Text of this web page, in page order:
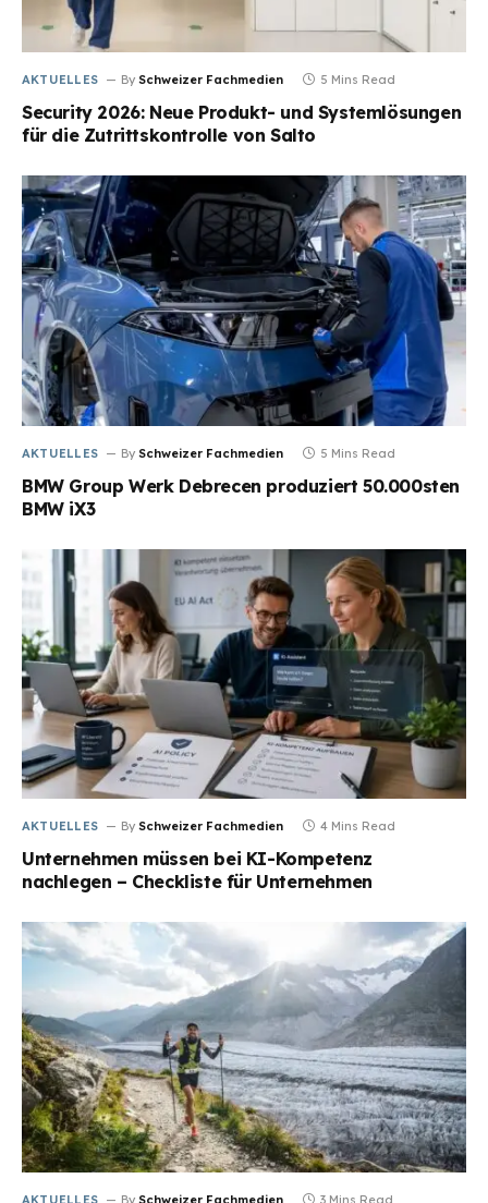
AKTUELLES By Schweizer Fachmedien 5 Mins Read
Security 2026: Neue Produkt- und Systemlösungen
für die Zutrittskontrolle von Salto
AKTUELLES By Schweizer Fachmedien 5 Mins Read
BMW Group Werk Debrecen produziert 50.000sten
BMW iX3
AKTUELLES By Schweizer Fachmedien 4 Mins Read
Unternehmen müssen bei KI-Kompetenz
nachlegen – Checkliste für Unternehmen
AKTUELLES By Schweizer Fachmedien 3 Mins Read